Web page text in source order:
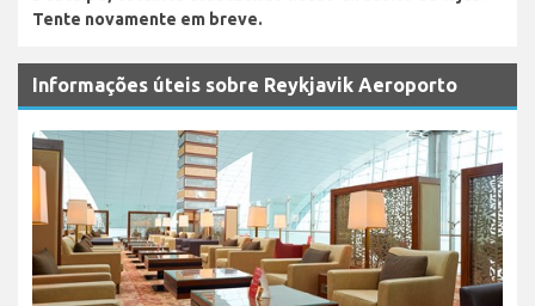
Tente novamente em breve.
Informações úteis sobre Reykjavik Aeroporto